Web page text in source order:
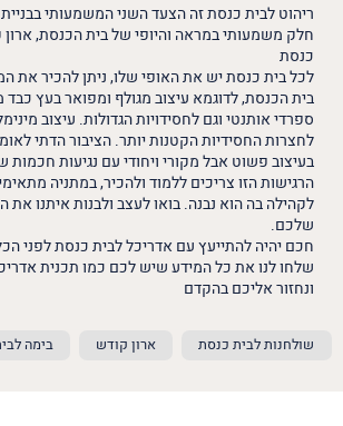
ריהוט לבית כנסת זה הצעד השני המשמעותי
חלק משמעותי במראה והיופי של בית הכנסת, ארון
כנסת
לכל בית כנסת יש את האופי שלו, ניתן להכיר את
בית הכנסת, לדוגמא עיצוב מגולף ומפואר בעץ כבד
ספרדי אותנטי וגם לחסידויות הגדולות. עיצוב
לחצרות החסידיות הקטנות יותר. הציבור הדתי
בעיצוב פשוט אבל מקורי ויחודי עם נגיעות חכמות
הרגישות הזו צריכים ללמוד ולהכיר, במתניה
לקהילה בה הוא נבנה. בואו לעצב ולבנות איתנו את
שלכם.
חכם יהיה להתייעץ עם אדריכל לבית כנסת לפני
שלחו לנו את כל המידע שיש לכם כמו תכנית
ונחזור אליכם בהקדם
שולחנות לבית כנסת ארון קודש בימה